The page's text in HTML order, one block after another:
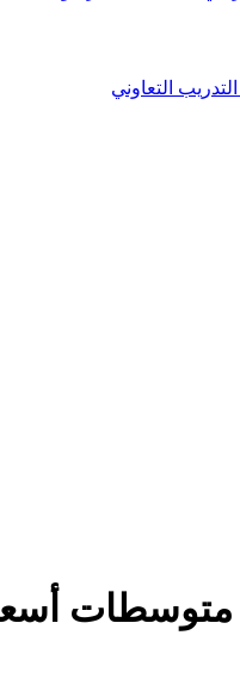
التدريب التعاوني
متوسطات